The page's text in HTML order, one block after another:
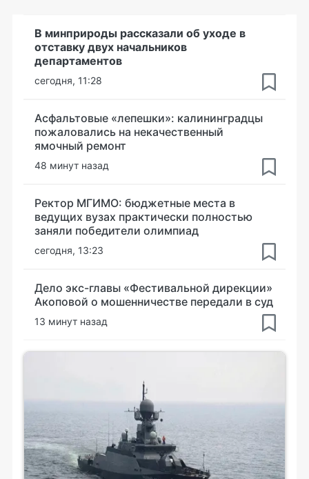
В минприроды рассказали об уходе в
отставку двух начальников
департаментов
сегодня, 11:28
Асфальтовые «лепешки»: калининградцы
пожаловались на некачественный
ямочный ремонт
48 минут назад
Ректор МГИМО: бюджетные места в
ведущих вузах практически полностью
заняли победители олимпиад
сегодня, 13:23
Дело экс-главы «Фестивальной дирекции»
Акоповой о мошенничестве передали в суд
13 минут назад